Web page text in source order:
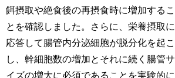
餌摂取や絶食後の再摂食時に増加するこ
とを確認しました。さらに、栄養摂取に
応答して腸管内分泌細胞が脱分化を起こ
し、幹細胞数の増加とそれに続く腸管サ
イズの増大に必須であることを実験的に